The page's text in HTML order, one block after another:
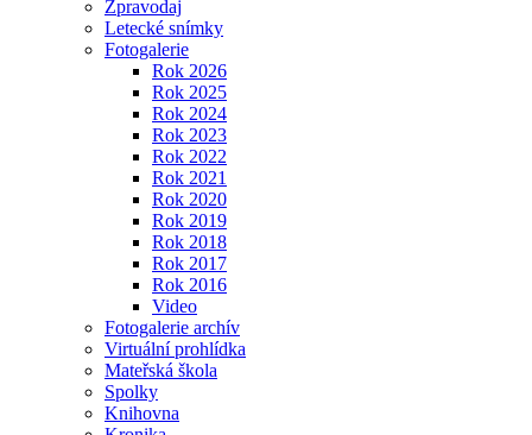
Zpravodaj
Letecké snímky
Fotogalerie
Rok 2026
Rok 2025
Rok 2024
Rok 2023
Rok 2022
Rok 2021
Rok 2020
Rok 2019
Rok 2018
Rok 2017
Rok 2016
Video
Fotogalerie archív
Virtuální prohlídka
Mateřská škola
Spolky
Knihovna